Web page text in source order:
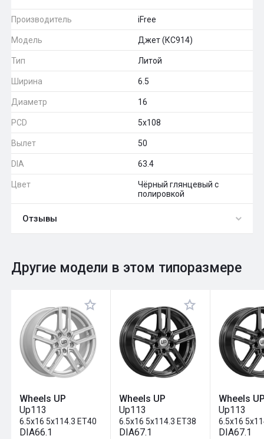
Производитель iFree
Модель Джет (КС914)
Тип Литой
Ширина 6.5
Диаметр 16
PCD 5x108
Вылет 50
DIA 63.4
Цвет
Чёрный глянцевый с
полировкой
Отзывы
Оставить отзыв
Общий рейтинг 0
Другие модели в этом типоразмере
Wheels UP
Up113
6.5x16 5x114.3 ET40
DIA66.1
Wheels UP
Up113
6.5x16 5x114.3 ET38
DIA67.1
Wheels
Up113
6.5x16
DIA67.1